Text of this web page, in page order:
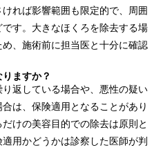
れば影響範囲も限定的で、周囲
す。大きなほくろを除去する場
、施術前に担当医と十分に確認
ますか？
返している場合や、悪性の疑い
は、保険適用となることがあり
けの美容目的での除去は原則と
用かどうかは診察した医師が判